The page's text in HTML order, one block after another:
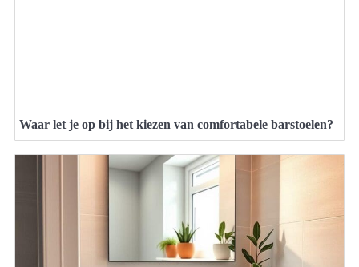
Waar let je op bij het kiezen van comfortabele barstoelen?